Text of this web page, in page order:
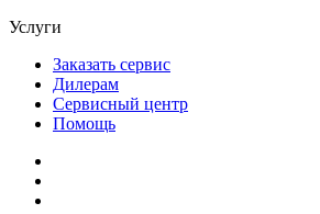
Услуги
Заказать сервис
Дилерам
Сервисный центр
Помощь